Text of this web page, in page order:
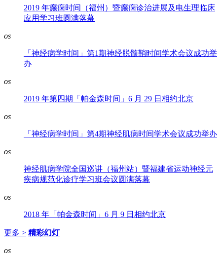
2019 年癫痫时间（福州）暨癫痫诊治进展及电生理临床
应用学习班圆满落幕
os
「神经病学时间」第1期神经脱髓鞘时间学术会议成功举
办
os
2019 年第四期「帕金森时间」6 月 29 日相约北京
os
「神经病学时间」第4期神经肌病时间学术会议成功举办
os
神经肌病学院全国巡讲（福州站）暨福建省运动神经元
疾病规范化诊疗学习班会议圆满落幕
os
2018 年「帕金森时间」6 月 9 日相约北京
更多 > 精彩幻灯
os